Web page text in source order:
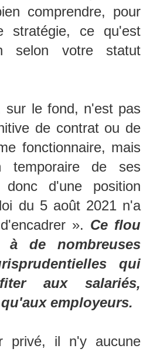
comprendre, pour
stratégie, ce qu'est
selon votre statut
sur le fond, n'est pas
de contrat ou de
fonctionnaire, mais
temporaire de ses
d'une position
du 5 août 2021 n'a
». Ce flou
de nombreuses
qui
aux salariés,
employeurs.
privé, il n'y aucune